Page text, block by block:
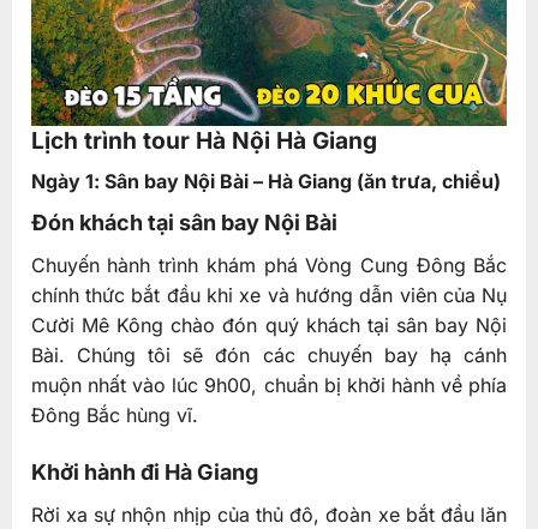
Lịch trình tour Hà Nội Hà Giang
Ngày 1: Sân bay Nội Bài – Hà Giang (ăn trưa, chiều)
Đón khách tại sân bay Nội Bài
Chuyến hành trình khám phá Vòng Cung Đông Bắc
chính thức bắt đầu khi xe và hướng dẫn viên của Nụ
Cười Mê Kông chào đón quý khách tại sân bay Nội
Bài. Chúng tôi sẽ đón các chuyến bay hạ cánh
muộn nhất vào lúc 9h00, chuẩn bị khởi hành về phía
Đông Bắc hùng vĩ.
Khởi hành đi Hà Giang
Rời xa sự nhộn nhịp của thủ đô, đoàn xe bắt đầu lăn